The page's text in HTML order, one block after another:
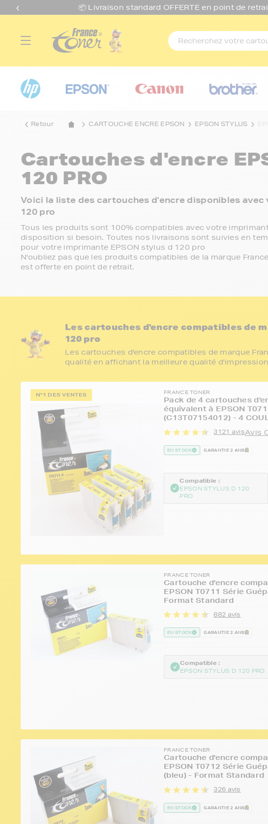
📦 Livraison standard OFFERTE en point de
Retour CARTOUCHE ENCRE EPSON EPSON STYLUS
Cartouches d'encre
120 PRO
Voici la liste des cartouches d'encre disponibles
120 pro
Tous les produits sont 100% compatibles avec votre
disposition si besoin. Toutes nos livraisons sont suivies en
pour votre imprimante EPSON stylus d 120 pro
N'oubliez pas que les produits compatibles de la marque
est offerte en point de retrait.
Les cartouches d'encre compatibles de
120 pro
Les cartouches d'encre compatibles de marque
qualité en affichant la meilleure qualité d'impression
N°1 DES VENTES FRANCE TONER
Pack de 4 cartouches
équivalent à EPSON
(C13T07154012) - 4
3121 avisAvis
EN STOCK GARANTIE 2 ANS
Compatible :
EPSON STYLUS D 120
PRO
FRANCE TONER
Cartouche d'encre
EPSON T0711 Série
Format Standard
882 avis
EN STOCK GARANTIE 2 ANS
Compatible :
EPSON STYLUS D 120 PRO
FRANCE TONER
Cartouche d'encre
EPSON T0712 Série
(bleu) - Format Standard
326 avis
EN STOCK GARANTIE 2 ANS